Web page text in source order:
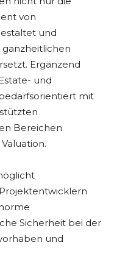
von
und
ganzheitlichen
Ergänzend
und
mit
Bereichen
Sicherheit bei der
und